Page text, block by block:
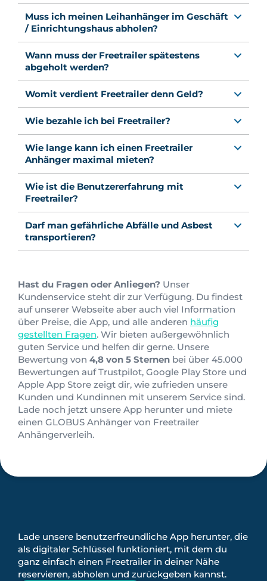
Muss ich meinen Leihanhänger im Geschäft
/ Einrichtungshaus abholen?
Wann muss der Freetrailer spätestens
abgeholt werden?
Womit verdient Freetrailer denn Geld?
Wie bezahle ich bei Freetrailer?
Wie lange kann ich einen Freetrailer
Anhänger maximal mieten?
Wie ist die Benutzererfahrung mit
Freetrailer?
Darf man gefährliche Abfälle und Asbest
transportieren?
Hast du Fragen oder Anliegen? Unser
Kundenservice steht dir zur Verfügung. Du findest
auf unserer Webseite aber auch viel Information
über Preise, die App, und alle anderen häufig
gestellten Fragen. Wir bieten außergewöhnlich
guten Service und helfen dir gerne. Unsere
Bewertung von 4,8 von 5 Sternen bei über 45.000
Bewertungen auf Trustpilot, Google Play Store und
Apple App Store zeigt dir, wie zufrieden unsere
Kunden und Kundinnen mit unserem Service sind.
Lade noch jetzt unsere App herunter und miete
einen GLOBUS Anhänger von Freetrailer
Anhängerverleih.
Lade unsere benutzerfreundliche App herunter, die
als digitaler Schlüssel funktioniert, mit dem du
ganz einfach einen Freetrailer in deiner Nähe
reservieren, abholen und zurückgeben kannst.